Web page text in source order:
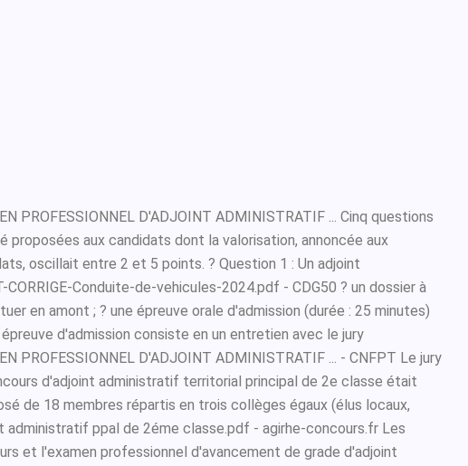
PROFESSIONNEL D'ADJOINT ADMINISTRATIF ... Cinq questions
proposées aux candidats dont la valorisation, annoncée aux
oscillait entre 2 et 5 points. ? Question 1 : Un adjoint
CORRIGE-Conduite-de-vehicules-2024.pdf - CDG50 ? un dossier à
en amont ; ? une épreuve orale d'admission (durée : 25 minutes)
d'admission consiste en un entretien avec le jury
PROFESSIONNEL D'ADJOINT ADMINISTRATIF ... - CNFPT Le jury
d'adjoint administratif territorial principal de 2e classe était
de 18 membres répartis en trois collèges égaux (élus locaux,
administratif ppal de 2éme classe.pdf - agirhe-concours.fr Les
et l'examen professionnel d'avancement de grade d'adjoint